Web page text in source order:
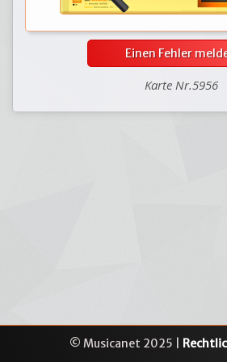
Einen Fehler
Karte Nr.5956
© Musicanet 2025 |